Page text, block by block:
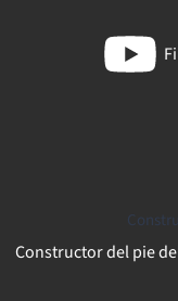
Constructor del pie